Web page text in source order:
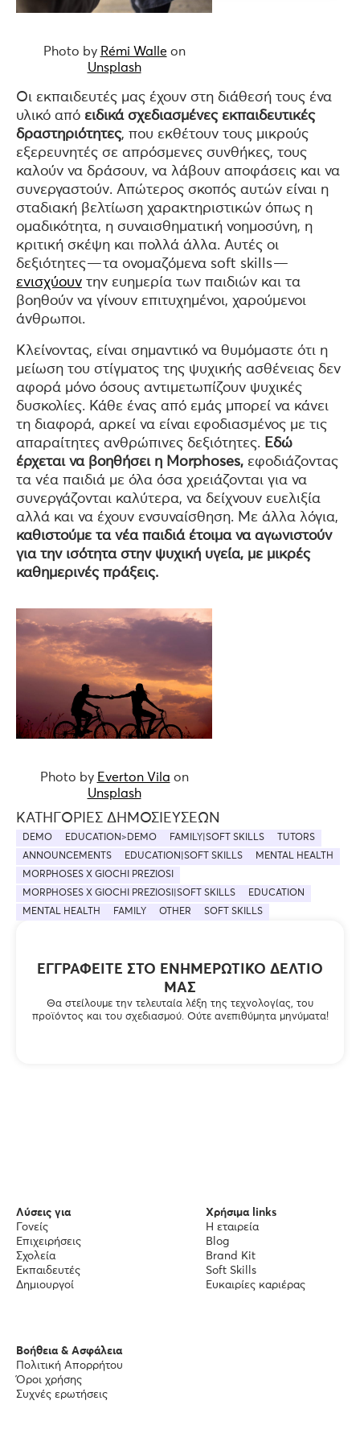
Photo by Rémi Walle on
Unsplash
Οι εκπαιδευτές μας έχουν στη διάθεσή τους ένα
υλικό από ειδικά σχεδιασμένες εκπαιδευτικές
δραστηριότητες, που εκθέτουν τους μικρούς
εξερευνητές σε απρόσμενες συνθήκες, τους
καλούν να δράσουν, να λάβουν αποφάσεις και να
συνεργαστούν. Απώτερος σκοπός αυτών είναι η
σταδιακή βελτίωση χαρακτηριστικών όπως η
ομαδικότητα, η συναισθηματική νοημοσύνη, η
κριτική σκέψη και πολλά άλλα. Αυτές οι
δεξιότητες — τα ονομαζόμενα soft skills —
ενισχύουν την ευημερία των παιδιών και τα
βοηθούν να γίνουν επιτυχημένοι, χαρούμενοι
άνθρωποι.
Κλείνοντας, είναι σημαντικό να θυμόμαστε ότι η
μείωση του στίγματος της ψυχικής ασθένειας δεν
αφορά μόνο όσους αντιμετωπίζουν ψυχικές
δυσκολίες. Κάθε ένας από εμάς μπορεί να κάνει
τη διαφορά, αρκεί να είναι εφοδιασμένος με τις
απαραίτητες ανθρώπινες δεξιότητες. Εδώ
έρχεται να βοηθήσει η Morphoses, εφοδιάζοντας
τα νέα παιδιά με όλα όσα χρειάζονται για να
συνεργάζονται καλύτερα, να δείχνουν ευελιξία
αλλά και να έχουν ενσυναίσθηση. Με άλλα λόγια,
καθιστούμε τα νέα παιδιά έτοιμα να αγωνιστούν
για την ισότητα στην ψυχική υγεία, με μικρές
καθημερινές πράξεις.
Photo by Everton Vila on
Unsplash
ΕΓΓΡΑΦΕΊΤΕ ΣΤΟ ΕΝΗΜΕΡΩΤΙΚΌ ΔΕΛΤΊΟ
ΜΑΣ
Θα στείλουμε την τελευταία λέξη της τεχνολογίας, του
προϊόντος και του σχεδιασμού. Ούτε ανεπιθύμητα μηνύματα!
ΚΑΤΗΓΟΡΊΕΣ ΔΗΜΟΣΙΕΎΣΕΩΝ
DEMO EDUCATION>DEMO FAMILY|SOFT SKILLS
TUTORS
ANNOUNCEMENTS
EDUCATION|SOFT SKILLS
MENTAL HEALTH
MORPHOSES X GIOCHI PREZIOSI
MORPHOSES X GIOCHI PREZIOSI|SOFT SKILLS
EDUCATION
MENTAL HEALTH
FAMILY OTHER SOFT SKILLS
Λύσεις για
Γονείς
Επιχειρήσεις
Σχολεία
Εκπαιδευτές
Δημιουργοί
Χρήσιμα links
Η εταιρεία
Blog
Brand Kit
Soft Skills
Ευκαιρίες καριέρας
Βοήθεια & Ασφάλεια
Πολιτική Απορρήτου
Όροι χρήσης
Συχνές ερωτήσεις